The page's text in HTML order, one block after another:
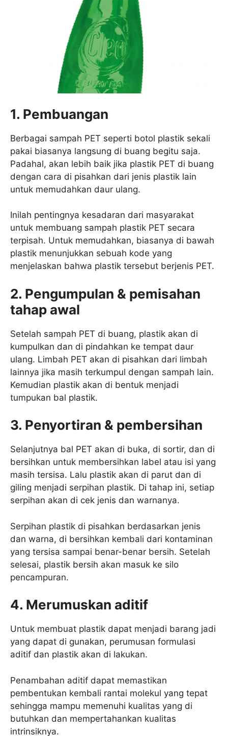
1. Pembuangan
Berbagai sampah PET seperti botol plastik sekali
pakai biasanya langsung di buang begitu saja.
Padahal, akan lebih baik jika plastik PET di buang
dengan cara di pisahkan dari jenis plastik lain
untuk memudahkan daur ulang.
Inilah pentingnya kesadaran dari masyarakat
untuk membuang sampah plastik PET secara
terpisah. Untuk memudahkan, biasanya di bawah
plastik menunjukkan sebuah kode yang
menjelaskan bahwa plastik tersebut berjenis PET.
2. Pengumpulan & pemisahan
tahap awal
Setelah sampah PET di buang, plastik akan di
kumpulkan dan di pindahkan ke tempat daur
ulang. Limbah PET akan di pisahkan dari limbah
lainnya jika masih terkumpul dengan sampah lain.
Kemudian plastik akan di bentuk menjadi
tumpukan bal plastik.
3. Penyortiran & pembersihan
Selanjutnya bal PET akan di buka, di sortir, dan di
bersihkan untuk membersihkan label atau isi yang
masih tersisa. Lalu plastik akan di parut dan di
giling menjadi serpihan plastik. Di tahap ini, setiap
serpihan akan di cek jenis dan warnanya.
Serpihan plastik di pisahkan berdasarkan jenis
dan warna, di bersihkan kembali dari kontaminan
yang tersisa sampai benar-benar bersih. Setelah
selesai, plastik bersih akan masuk ke silo
pencampuran.
4. Merumuskan aditif
Untuk membuat plastik dapat menjadi barang jadi
yang dapat di gunakan, perumusan formulasi
aditif dan plastik akan di lakukan.
Penambahan aditif dapat memastikan
pembentukan kembali rantai molekul yang tepat
sehingga mampu memenuhi kualitas yang di
butuhkan dan mempertahankan kualitas
intrinsiknya.